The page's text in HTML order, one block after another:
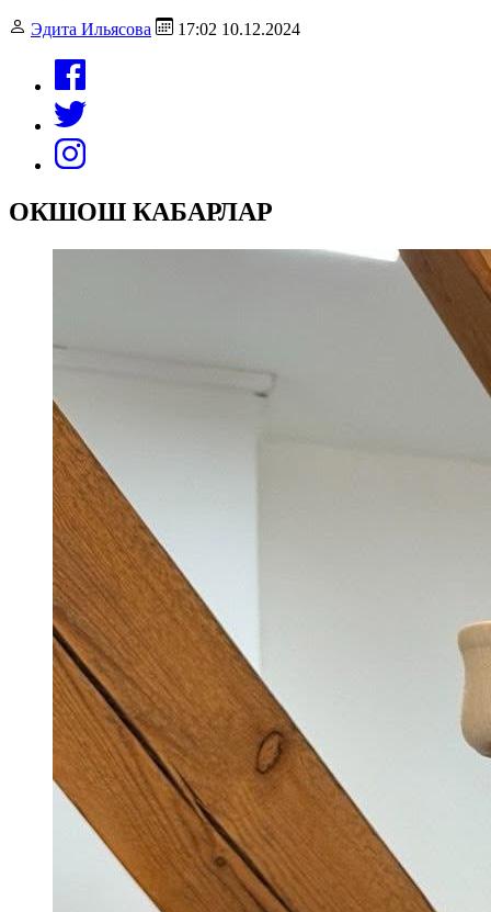
Эдита Ильясова 17:02 10.12.2024
ОКШОШ КАБАРЛАР